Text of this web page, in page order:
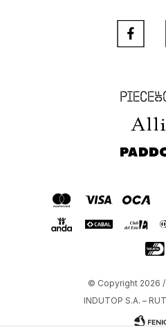
Piece of
Allie
Paddock

© Copyright 2026
INDUTOP S.A. –